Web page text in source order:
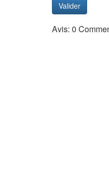
Valider
Avis: 0